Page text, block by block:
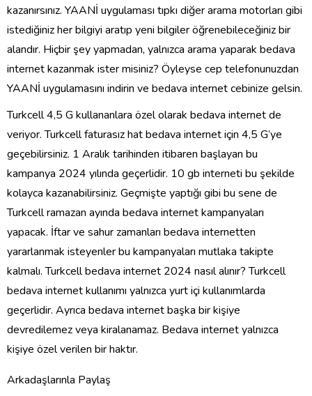
kazanırsınız. YAANİ uygulaması tıpkı diğer arama motorları gibi
istediğiniz her bilgiyi aratıp yeni bilgiler öğrenebileceğiniz bir
alandır. Hiçbir şey yapmadan, yalnızca arama yaparak bedava
internet kazanmak ister misiniz? Öyleyse cep telefonunuzdan
YAANİ uygulamasını indirin ve bedava internet cebinize gelsin.
Turkcell 4,5 G kullananlara özel olarak bedava internet de
veriyor. Turkcell faturasız hat bedava internet için 4,5 G’ye
geçebilirsiniz. 1 Aralık tarihinden itibaren başlayan bu
kampanya 2024 yılında geçerlidir. 10 gb interneti bu şekilde
kolayca kazanabilirsiniz. Geçmişte yaptığı gibi bu sene de
Turkcell ramazan ayında bedava internet kampanyaları
yapacak. İftar ve sahur zamanları bedava internetten
yararlanmak isteyenler bu kampanyaları mutlaka takipte
kalmalı.Turkcell bedava internet 2024 nasıl alınır?Turkcell
bedava internet kullanımı yalnızca yurt içi kullanımlarda
geçerlidir. Ayrıca bedava internet başka bir kişiye
devredilemez veya kiralanamaz. Bedava internet yalnızca
kişiye özel verilen bir haktır.
Arkadaşlarınla Paylaş